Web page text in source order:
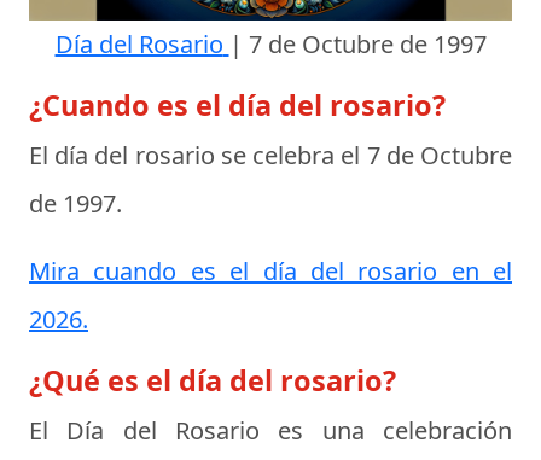
Día del Rosario | 7 de Octubre de 1997
¿Cuando es el día del rosario?
El día del rosario se celebra el 7 de Octubre
de 1997.
Mira cuando es el día del rosario en el
2026.
¿Qué es el día del rosario?
El Día del Rosario es una celebración